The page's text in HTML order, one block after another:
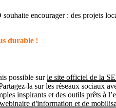
encourager : des projets
durable !
possible surle site officiel de la
la sur les réseaux sociaux
inspirants et des outils prêts à
d'information et de